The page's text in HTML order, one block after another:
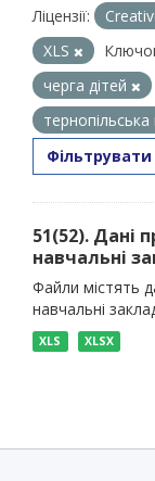
Ліцензії:
XLS
черга дітей
тернопільська
51(52). Дані
навчальні
Файли містять
навчальні
XLS XLSX